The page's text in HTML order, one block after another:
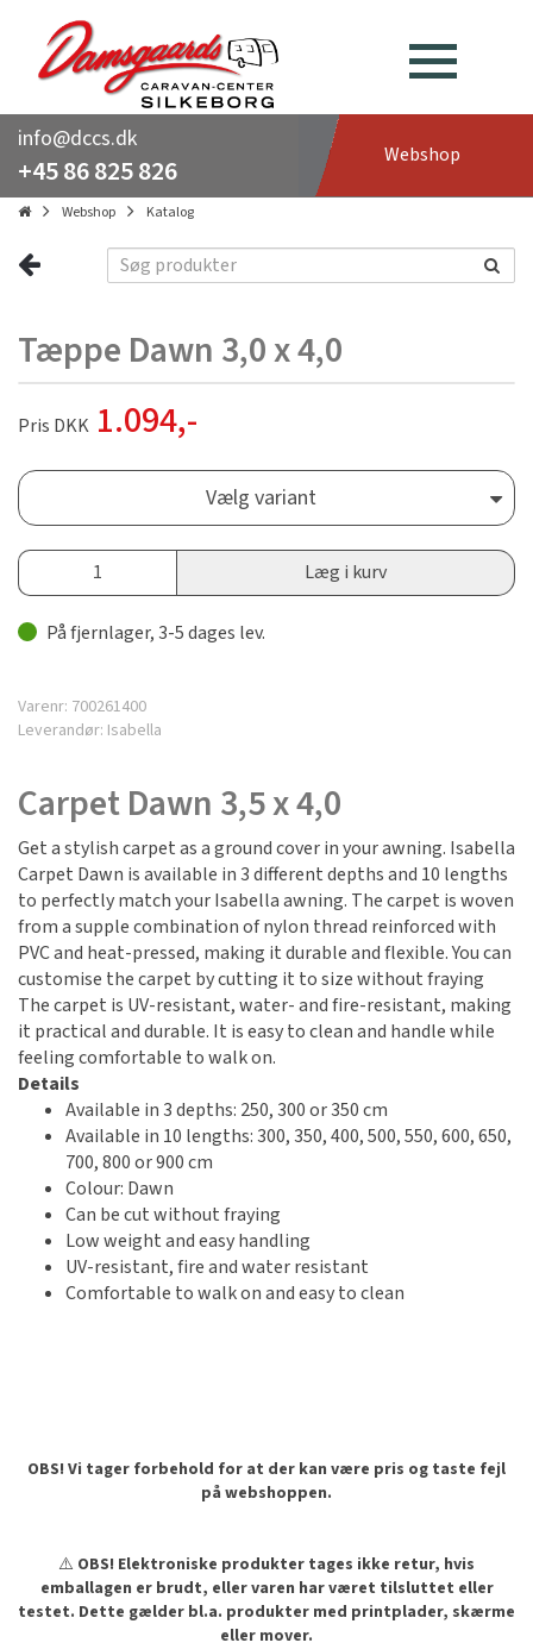
info@dccs.dk
+45 86 825 826 Webshop
Webshop Katalog
Tæppe Dawn 3,0 x 4,0
Pris DKK 1.094,-
Vælg variant
Læg i kurv
På fjernlager, 3-5 dages lev.
Varenr: 700261400
Leverandør: Isabella
Carpet Dawn 3,5 x 4,0
Get a stylish carpet as a ground cover in your awning. Isabella
Carpet Dawn is available in 3 different depths and 10 lengths
to perfectly match your Isabella awning. The carpet is woven
from a supple combination of nylon thread reinforced with
PVC and heat-pressed, making it durable and flexible. You can
customise the carpet by cutting it to size without fraying
The carpet is UV-resistant, water- and fire-resistant, making
it practical and durable. It is easy to clean and handle while
feeling comfortable to walk on.
Details
Available in 3 depths: 250, 300 or 350 cm
Available in 10 lengths: 300, 350, 400, 500, 550, 600, 650,
700, 800 or 900 cm
Colour: Dawn
Can be cut without fraying
Low weight and easy handling
UV-resistant, fire and water resistant
Comfortable to walk on and easy to clean
OBS! Vi tager forbehold for at der kan være pris og taste fejl
på webshoppen.
⚠️ OBS! Elektroniske produkter tages ikke retur, hvis
emballagen er brudt, eller varen har været tilsluttet eller
testet. Dette gælder bl.a. produkter med printplader, skærme
eller mover.